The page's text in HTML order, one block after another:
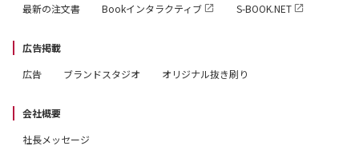
最新の注文書
Bookインタラクティブ S-BOOK.NET
広告掲載
広告
ブランドスタジオ オリジナル抜き刷り
会社概要
社長メッセージ